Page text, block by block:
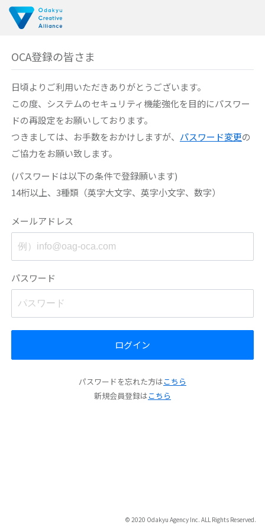
OCA登録の皆さま
日頃よりご利用いただきありがとうございます。
この度、システムのセキュリティ機能強化を目的にパスワー
ドの再設定をお願いしております。
つきましては、お手数をおかけしますが、 パスワード変更の
ご協力をお願い致します。
(パスワードは以下の条件で登録願います)
14桁以上、3種類（英字大文字、英字小文字、数字）
メールアドレス
パスワード
ログイン
パスワードを忘れた方はこちら
新規会員登録はこちら
© 2020 Odakyu Agency Inc. ALL Rights Reserved.